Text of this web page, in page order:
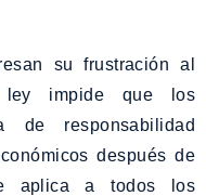
su frustración al
ley impide que los
de responsabilidad
después de
aplica a todos los